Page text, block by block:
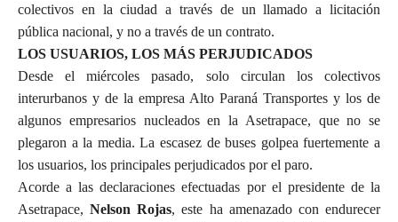
colectivos en la ciudad a través de un llamado a licitación
pública nacional, y no a través de un contrato.
LOS USUARIOS, LOS MÁS PERJUDICADOS
Desde el miércoles pasado, solo circulan los colectivos
interurbanos y de la empresa Alto Paraná Transportes y los de
algunos empresarios nucleados en la Asetrapace, que no se
plegaron a la media. La escasez de buses golpea fuertemente a
los usuarios, los principales perjudicados por el paro.
Acorde a las declaraciones efectuadas por el presidente de la
Asetrapace,Nelson Rojas, este ha amenazado con endurecer